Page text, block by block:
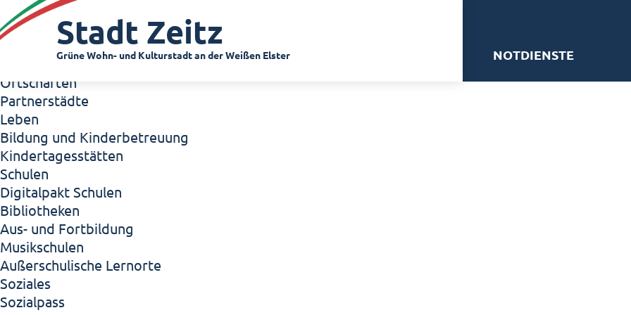
Zeitz - Die Kleinstadt
Willkommen in Zeitz!
Interview mit Oberbürgermeister Christian Thieme
Zeitz - Stadt der Zukunft
Ortschaften
Partnerstädte
Leben
Bildung und Kinderbetreuung
Kindertagesstätten
Schulen
Digitalpakt Schulen
Bibliotheken
Aus- und Fortbildung
Musikschulen
Außerschulische Lernorte
Soziales
Sozialpass
Stadt Zeitz
Grüne Wohn- und Kulturstadt an der Weißen Elster NOTDIENSTE